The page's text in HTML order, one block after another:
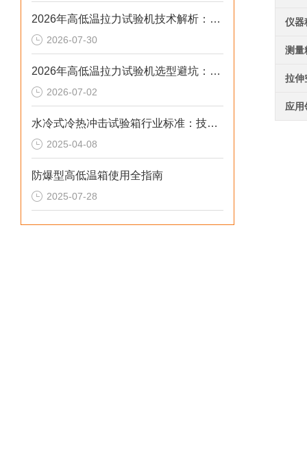
2026年高低温拉力试验机技术解析：温变环境力学检测选型参考
2026-07-30
2026年高低温拉力试验机选型避坑：别让步进低配毁了检测数据
2026-07-02
水冷式冷热冲击试验箱行业标准：技术要点
2025-04-08
防爆型高低温箱使用全指南
2025-07-28
仪器
测量
拉伸
应用